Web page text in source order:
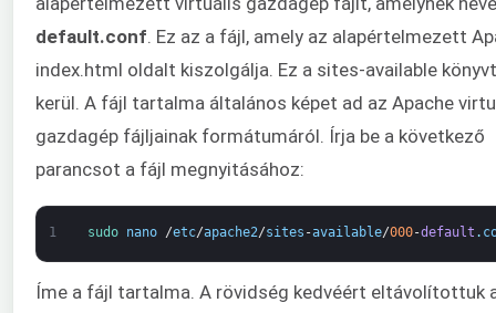
default.conf . Ez az a fájl, amely az alapértelmezett
index.html oldalt kiszolgálja. Ez a sites-available
kerül. A fájl tartalma általános képet ad az Apache
gazdagép fájljainak formátumáról. Írja be a következő
parancsot a fájl megnyitásához:
1 sudo nano /etc/apache2/sites -available/000-default .
Íme a fájl tartalma. A rövidség kedvéért eltávolítottuk